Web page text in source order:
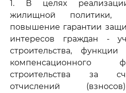
1. В целях реализации
жилищной политики,
повышение гарантии
интересов граждан -
строительства,
компенсационного
строительства за
отчислений